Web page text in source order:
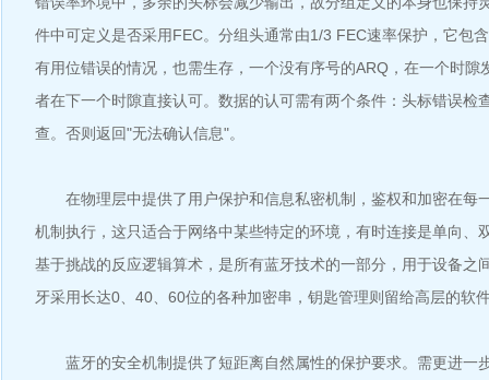
件中可定义是否采用FEC。分组头通常由1/3 FEC速率保护，它包
有用位错误的情况，也需生存，一个没有序号的ARQ，在一个时隙
者在下一个时隙直接认可。数据的认可需有两个条件：头标错误检
查。否则返回"无法确认信息"。
在物理层中提供了用户保护和信息私密机制，鉴权和加密在每
机制执行，这只适合于网络中某些特定的环境，有时连接是单向、
基于挑战的反应逻辑算术，是所有蓝牙技术的一部分，用于设备之
牙采用长达0、40、60位的各种加密串，钥匙管理则留给高层的软
蓝牙的安全机制提供了短距离自然属性的保护要求。需更进一